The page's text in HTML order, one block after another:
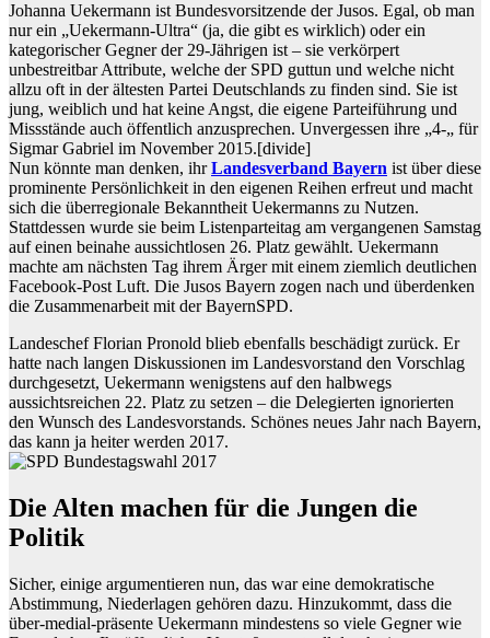
Johanna Uekermann ist Bundesvorsitzende der Jusos. Egal, ob man
nur ein „Uekermann-Ultra“ (ja, die gibt es wirklich) oder ein
kategorischer Gegner der 29-Jährigen ist – sie verkörpert
unbestreitbar Attribute, welche der SPD guttun und welche nicht
allzu oft in der ältesten Partei Deutschlands zu finden sind. Sie ist
jung, weiblich und hat keine Angst, die eigene Parteiführung und
Missstände auch öffentlich anzusprechen. Unvergessen ihre „4-„ für
Sigmar Gabriel im November 2015.[divide]
Nun könnte man denken, ihrLandesverband Bayern ist über diese
prominente Persönlichkeit in den eigenen Reihen erfreut und macht
sich die überregionale Bekanntheit Uekermanns zu Nutzen.
Stattdessen wurde sie beim Listenparteitag am vergangenen Samstag
auf einen beinahe aussichtlosen 26. Platz gewählt. Uekermann
machte am nächsten Tag ihrem Ärger mit einem ziemlich deutlichen
Facebook-Post Luft. Die Jusos Bayern zogen nach und überdenken
die Zusammenarbeit mit der BayernSPD.
Landeschef Florian Pronold blieb ebenfalls beschädigt zurück. Er
hatte nach langen Diskussionen im Landesvorstand den Vorschlag
durchgesetzt, Uekermann wenigstens auf den halbwegs
aussichtsreichen 22. Platz zu setzen – die Delegierten ignorierten
den Wunsch des Landesvorstands. Schönes neues Jahr nach Bayern,
das kann ja heiter werden 2017.
Die Alten machen für die Jungen die
Politik
Sicher, einige argumentieren nun, das war eine demokratische
Abstimmung, Niederlagen gehören dazu. Hinzukommt, dass die
über-medial-präsente Uekermann mindestens so viele Gegner wie